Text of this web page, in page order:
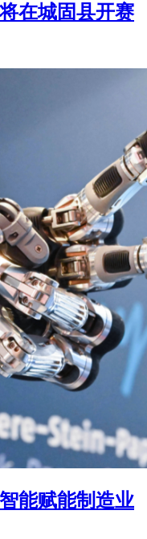
在城固县开赛
能赋能制造业